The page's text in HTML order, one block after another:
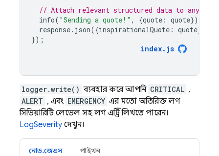
// Attach relevant structured data to any log
info( "Sending a quote!" , {quote : quote});
response. json({inspirationalQuote : quote});
});
index. js
logger.write() ব্যবহার করে আপনি CRITICAL ,
ALERT , এবং EMERGENCY এর মতো অতিরিক্ত লগ
সিভিয়ারিটি লেভেল সহ লগ এন্ট্রি লিখতে পারেন।
LogSeverity দেখুন।
নোড.জেএস পাইথন